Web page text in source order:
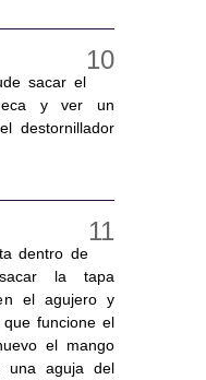
sacar el
y ver un
destornillador
dentro de
la tapa
el agujero y
funcione el
el mango
una aguja del